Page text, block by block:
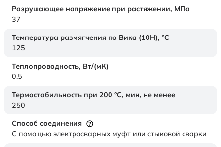
Разрушающее напряжение при растяжении, МПа
37
Температура размягчения по Вика (10Н), °C
125
Теплопроводность, Вт/(мК)
0.5
Термостабильность при 200 °С, мин, не менее
250
Способ соединения
С помощью электросварных муфт или стыковой сварки